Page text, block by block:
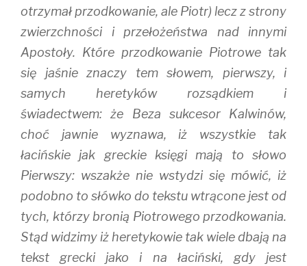
otrzymał przodkowanie, ale Piotr) lecz z strony
zwierzchności i przełożeństwa nad innymi
Apostoły. Które przodkowanie Piotrowe tak
się jaśnie znaczy tem słowem, pierwszy, i
samych heretyków rozsądkiem i
świadectwem: że Beza sukcesor Kalwinów,
choć jawnie wyznawa, iż wszystkie tak
łacińskie jak greckie księgi mają to słowo
Pierwszy: wszakże nie wstydzi się mówić, iż
podobno to słówko do tekstu wtrącone jest od
tych, którzy bronią Piotrowego przodkowania.
Stąd widzimy iż heretykowie tak wiele dbają na
tekst grecki jako i na łaciński, gdy jest